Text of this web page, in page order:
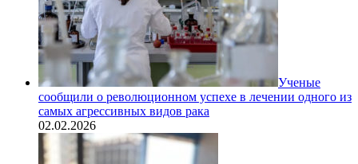
Ученые
сообщили о революционном успехе в лечении одного из
самых агрессивных видов рака
02.02.2026